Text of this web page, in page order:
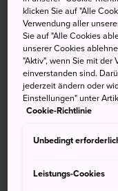
Rastplatz, der auf
Line, einer
Tokyo von Kisarazu
Kanagawa
verläuft.
wieder nach oben,
Aussicht genießen
Kurzinfo
Der Rastplatz
klicken Sie auf "Alle
Verwendung aller
Sie auf "Alle Cookies
unserer Cookies
"Aktiv", wenn Sie mit der
einverstanden sind.
jederzeit ändern oder
Einstellungen" unter
Cookie-Richtlinie
Unbedingt
Leistungs-Cookies